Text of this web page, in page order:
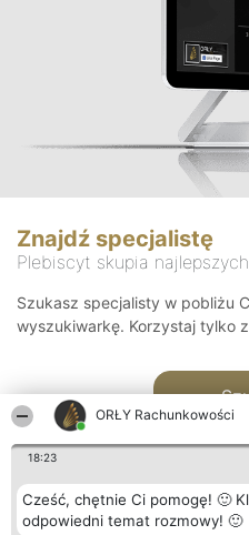
ORŁY Rachunkowości
18:23
Cześć, chętnie Ci pomogę! 🙂
odpowiedni temat rozmowy! 🙂
Znajdź specjalistę
Plebiscyt skupia
Szukasz specjalisty w pobliżu
wyszukiwarkę. Korzystaj tylko